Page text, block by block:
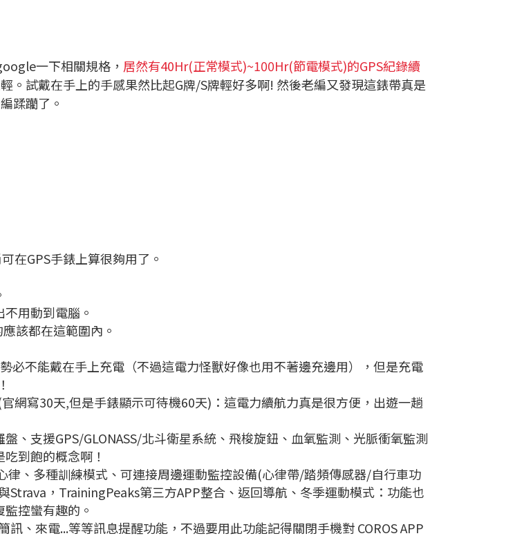
一下相關規格， 居然有40Hr(正常模式)~100Hr(節電模式)的GPS紀錄續
。試戴在手上的手感果然比起G牌/S牌輕好多啊! 然後老編又發現這錶帶真是
蹂躪了。
在GPS手錶上算很夠用了。
用動到電腦。
該都在這範圍內。
必不能戴在手上充電（不過這電力怪獸好像也用不著邊充邊用），但是充電
網寫30天,但是手錶顯示可待機60天)：這電力續航力真是很方便，出遊一趟
、支援GPS/GLONASS/北斗衛星系統、飛梭旋鈕、血氧監測、光脈衝氧監測
到飽的概念啊！
、多種訓練模式、可連接周邊運動監控設備(心律帶/踏頻傳感器/自行車功
，TrainingPeaks第三方APP整合、返回導航、冬季運動模式：功能也
控蠻有趣的。
、來電...等等訊息提醒功能，不過要用此功能記得關閉手機對 COROS APP